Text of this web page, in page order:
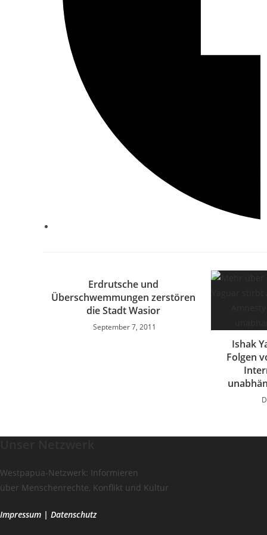
Erdrutsche und
Überschwemmungen zerstören
die Stadt Wasior
September 7, 2011
Ishak
Folgen
Westpapua-Netzwerk: Informieren
über Menschenrechte, Konflikt und Kultur
Impressum | Datenschutz